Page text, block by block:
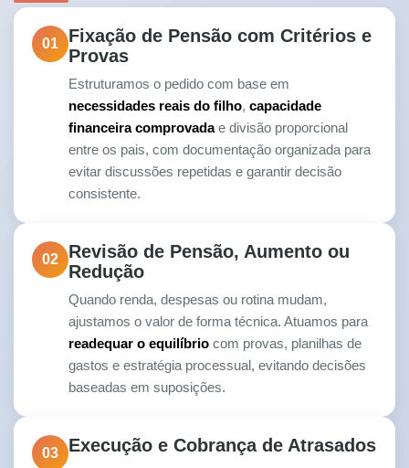
01
Fixação de Pensão com Critérios e
Provas
Estruturamos o pedido com base em
necessidades reais do filho, capacidade
financeira comprovadae divisão proporcional
entre os pais, com documentação organizada para
evitar discussões repetidas e garantir decisão
consistente.
02
Revisão de Pensão, Aumento ou
Redução
Quando renda, despesas ou rotina mudam,
ajustamos o valor de forma técnica. Atuamos para
readequar o equilíbrio com provas, planilhas de
gastos e estratégia processual, evitando decisões
baseadas em suposições.
03 Execução e Cobrança de Atrasados